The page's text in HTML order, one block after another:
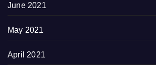
June 2021
May 2021
April 2021